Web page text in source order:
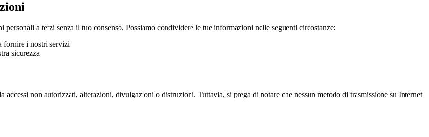
a terzi senza il tuo consenso. Possiamo condividere le tue informazioni nelle seguenti circostanze:
fornire i nostri servizi
sicurezza
non autorizzati, alterazioni, divulgazioni o distruzioni. Tuttavia, si prega di notare che nessun metodo di trasmissione su Internet